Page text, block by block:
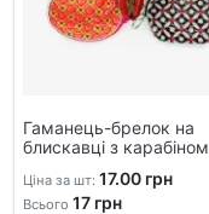
Гаманець-брелок на
блискавці з карабіном
Ціна за шт: 17.00 грн
Всього 17грн